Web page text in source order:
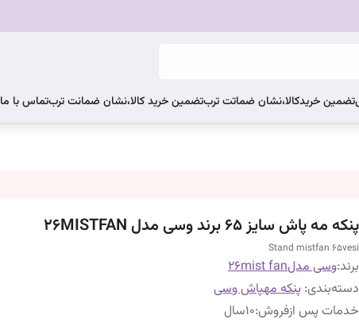
تضمین خریدکالا،نشان ضماتت تربتضمین خرید کالا،نشان ضمانت تربتماس با ما
پنکه مه پاش سایز 65 برند وسی مدل 26MISTFAN
Stand mistfan 65vesi
برند:وسی مدل26mist fan
دسته‌بندی: پنکه مهپاش وسی
خدمات پس ازفروش:۱۰سال